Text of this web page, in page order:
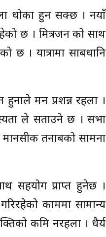
धोका हुन सक्छ । नयाँ
छ । मित्रजन को साथ
। यात्रामा साबधानि
मन प्रशन्न रहला ।
ले सताउने छ । सभा
तनाबको सामना
सहयोग प्राप्त हुनेछ ।
काममा सामान्य
कमि नरहला । धैर्य